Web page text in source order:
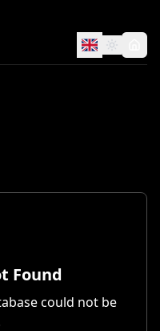
Found
could not be